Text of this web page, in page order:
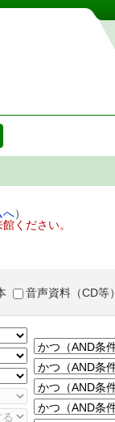
ム
へ）
ください。
音声資料（CD等）